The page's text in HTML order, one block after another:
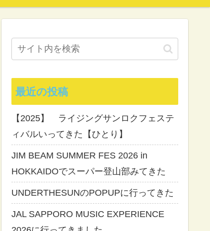
最近の投稿
【2025】 ライジングサンロクフェステ
ィバルいってきた【ひとり】
JIM BEAM SUMMER FES 2026 in
HOKKAIDOでスーパー登山部みてきた
UNDERTHESUNのPOPUPに行ってきた
JAL SAPPORO MUSIC EXPERIENCE